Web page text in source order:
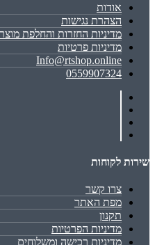
אודות
הצהרת נגישות
מדיניות החזרות והחלפת
מדיניות פרטיות
Info@rtshop.online
0559907324
שירות לקוחות
צרו קשר
מפת האתר
תקנון
מדיניות הפרטיות
מדיניות רכישה ומשלוחים